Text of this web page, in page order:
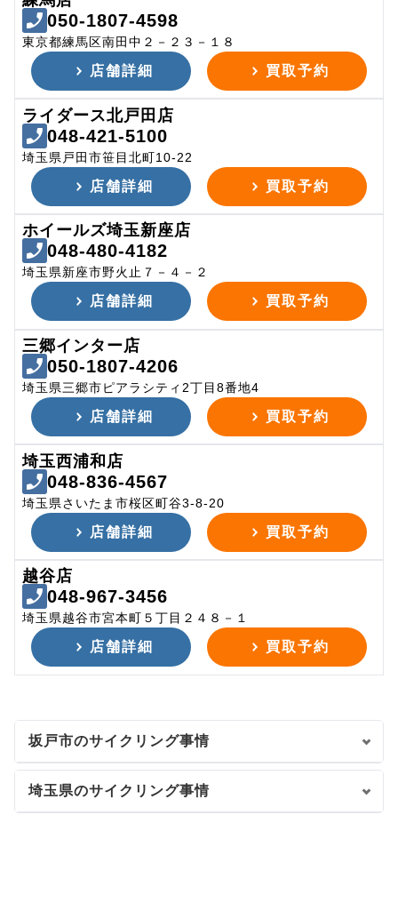
050-1807-4598
東京都練馬区南田中２－２３－１８
店舗詳細 買取予約
ライダース北戸田店
048-421-5100
埼玉県戸田市笹目北町10-22
店舗詳細 買取予約
ホイールズ埼玉新座店
048-480-4182
埼玉県新座市野火止７－４－２
店舗詳細 買取予約
三郷インター店
050-1807-4206
埼玉県三郷市ピアラシティ2丁目8番地4
店舗詳細 買取予約
埼玉西浦和店
048-836-4567
埼玉県さいたま市桜区町谷3-8-20
店舗詳細 買取予約
越谷店
048-967-3456
埼玉県越谷市宮本町５丁目２４８－１
店舗詳細 買取予約
坂戸市のサイクリング事情
埼玉県のサイクリング事情